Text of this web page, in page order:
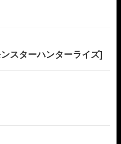
スターハンターライズ]